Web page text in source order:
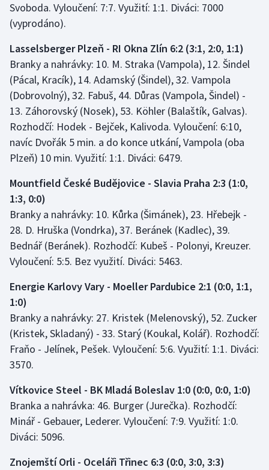
Svoboda. Vyloučení: 7:7. Využití: 1:1. Diváci: 7000
(vyprodáno).
Lasselsberger Plzeň - RI Okna Zlín 6:2 (3:1, 2:0, 1:1)
Branky a nahrávky: 10. M. Straka (Vampola), 12. Šindel
(Pácal, Kracík), 14. Adamský (Šindel), 32. Vampola
(Dobrovolný), 32. Fabuš, 44. Důras (Vampola, Šindel) -
13. Záhorovský (Nosek), 53. Köhler (Balaštík, Galvas).
Rozhodčí: Hodek - Bejček, Kalivoda. Vyloučení: 6:10,
navíc Dvořák 5 min. a do konce utkání, Vampola (oba
Plzeň) 10 min. Využití: 1:1. Diváci: 6479.
Mountfield České Budějovice - Slavia Praha 2:3 (1:0,
1:3, 0:0)
Branky a nahrávky: 10. Kůrka (Šimánek), 23. Hřebejk -
28. D. Hruška (Vondrka), 37. Beránek (Kadlec), 39.
Bednář (Beránek). Rozhodčí: Kubeš - Polonyi, Kreuzer.
Vyloučení: 5:5. Bez využití. Diváci: 5463.
Energie Karlovy Vary - Moeller Pardubice 2:1 (0:0, 1:1,
1:0)
Branky a nahrávky: 27. Kristek (Melenovský), 52. Zucker
(Kristek, Skladaný) - 33. Starý (Koukal, Kolář). Rozhodčí:
Fraňo - Jelínek, Pešek. Vyloučení: 5:6. Využití: 1:1. Diváci:
3570.
Vítkovice Steel - BK Mladá Boleslav 1:0 (0:0, 0:0, 1:0)
Branka a nahrávka: 46. Burger (Jurečka). Rozhodčí:
Minář - Gebauer, Lederer. Vyloučení: 7:9. Využití: 1:0.
Diváci: 5096.
Znojemští Orli - Oceláři Třinec 6:3 (0:0, 3:0, 3:3)